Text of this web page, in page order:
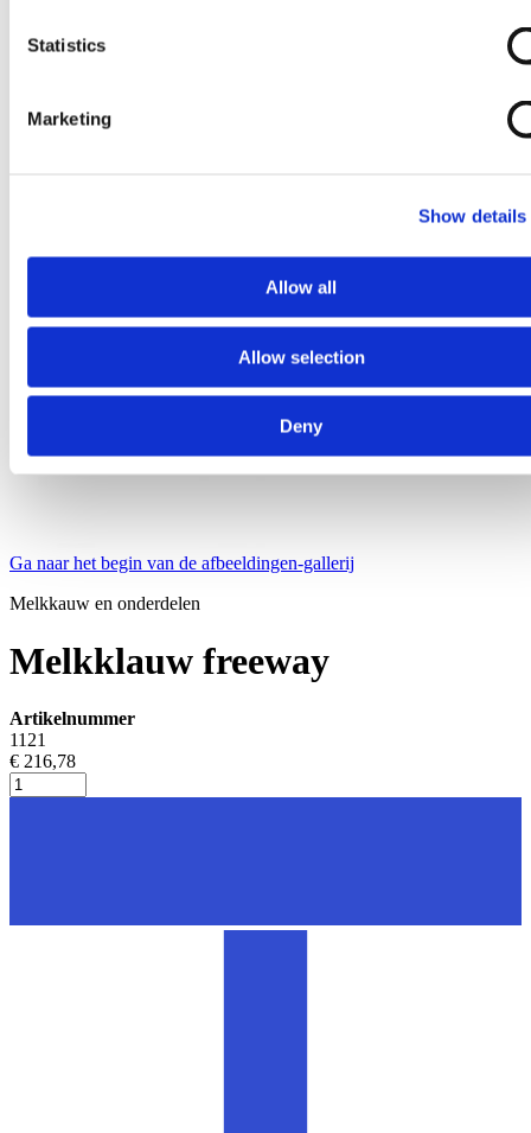
Statistics
Marketing
Show details
Allow all
Allow selection
Deny
Ga naar het begin van de afbeeldingen-gallerij
Melkkauw en onderdelen
Melkklauw freeway
Artikelnummer
1121
€ 216,78